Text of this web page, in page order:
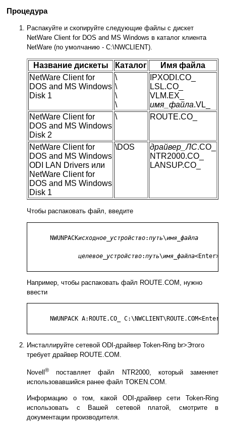
Процедура
Распакуйте и скопируйте следующие файлы с дискет
NetWare Client for DOS and MS Windows в каталог клиента
NetWare (по умолчанию - C:\NWCLIENT).
Название дискеты Каталог
Имя файла
NetWare Client for
DOS and MS Windows
Disk 1
\
\
\
\
IPXODI.CO_
LSL.CO_
VLM.EX_
имя_файла.VL_
NetWare Client for
DOS and MS Windows
Disk 2
\ ROUTE.CO_
NetWare Client for
DOS and MS Windows
ODI LAN Drivers или
NetWare Client for
DOS and MS Windows
Disk 1
\DOS драйвер_ЛС.CO_
NTR2000.CO_
LANSUP.CO_
Чтобы распаковать файл, введите
      NWUNPACK
исходное_устройство:путь\имя_файла
целевое_устройство:путь\имя_файла<Enter>
Например, чтобы распаковать файл ROUTE.COM, нужно
ввести
      NWUNPACK A:ROUTE.CO_ C:\NWCLIENT\ROUTE.COM<Enter>
Инсталлируйте сетевой ODI-драйвер Token-Ring br>Этого
требует драйвер ROUTE.COM.
Novell ®
поставляет файл NTR2000, который заменяет
использовавшийся ранее файл TOKEN.COM.
Информацию о том, какой ODI-драйвер сети Token-Ring
использовать с Вашей сетевой платой, смотрите в
документации производителя.